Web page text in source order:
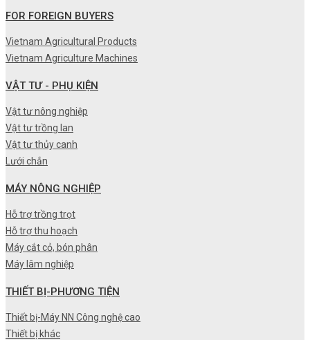
FOR FOREIGN BUYERS
Vietnam Agricultural Products
Vietnam Agriculture Machines
VẬT TƯ - PHỤ KIỆN
Vật tư nông nghiệp
Vật tư trồng lan
Vật tư thủy canh
Lưới chắn
MÁY NÔNG NGHIỆP
Hỗ trợ trồng trọt
Hỗ trợ thu hoạch
Máy cắt cỏ, bón phân
Máy lâm nghiệp
THIẾT BỊ-PHƯƠNG TIỆN
Thiết bị-Máy NN Công nghệ cao
Thiết bị khác